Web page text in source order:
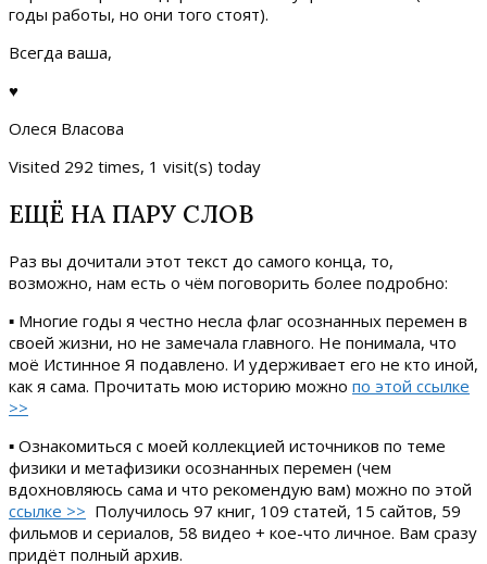
годы работы, но они того стоят).
Всегда ваша,
♥
Олеся Власова
Visited 292 times, 1 visit(s) today
ЕЩЁ НА ПАРУ СЛОВ
Раз вы дочитали этот текст до самого конца, то,
возможно, нам есть о чём поговорить более подробно:
▪ Многие годы я честно несла флаг осознанных перемен в
своей жизни, но не замечала главного. Не понимала, что
моё Истинное Я подавлено. И удерживает его не кто иной,
как я сама. Прочитать мою историю можно по этой ссылке
>>
▪ Ознакомиться с моей коллекцией источников по теме
физики и метафизики осознанных перемен (чем
вдохновляюсь сама и что рекомендую вам) можно по этой
ссылке >> Получилось 97 книг, 109 статей, 15 сайтов, 59
фильмов и сериалов, 58 видео + кое-что личное. Вам сразу
придёт полный архив.